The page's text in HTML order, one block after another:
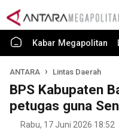
Kabar Megapolitan
ANTARA Lintas Daerah
BPS Kabupaten
petugas guna
Rabu, 17 Juni 2026 18:52